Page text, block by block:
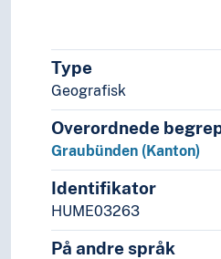
(sjøer i Europa)
Holarktiske region
Palearktis
Havområder
Oseania
Store landområder og
Helse
Historie og historiefaget
Informatikk og
Type
Geografisk
Overordnede
Graubünden (Kanton)
Identifikator
HUME03263
På andre språk